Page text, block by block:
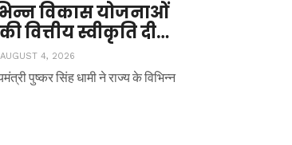
विकास योजनाओं
वित्तीय स्वीकृति दी…
AUGUST 4, 2026
पुष्कर सिंह धामी ने राज्य के विभिन्न